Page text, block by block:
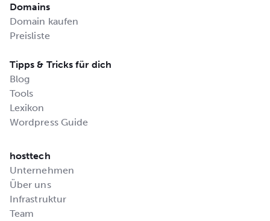
Domains
Domain kaufen
Preisliste
Tipps & Tricks für dich
Blog
Tools
Lexikon
Wordpress Guide
hosttech
Unternehmen
Über uns
Infrastruktur
Team